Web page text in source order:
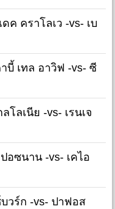
ค คราโลเว -vs- เบ
บี้ เทล อาวิฟ -vs- ซี
โลเนีย -vs- เรนเจ
อซนาน -vs- เคไอ
วร์ก -vs- ปาฟอส